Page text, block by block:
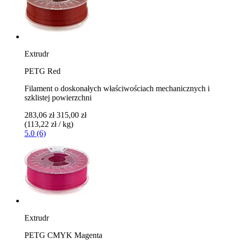
Extrudr
PETG Red
Filament o doskonałych właściwościach mechanicznych i
szklistej powierzchni
283,06 zł 315,00 zł
(113,22 zł / kg)
5.0 (6)
Extrudr
PETG CMYK Magenta